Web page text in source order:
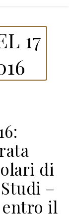
17
di
–
il